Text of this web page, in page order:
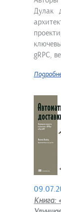
Дулак
gRPC,
Книга: